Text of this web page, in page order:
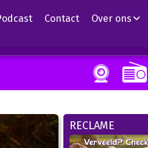
Contact Over ons
RECLAME